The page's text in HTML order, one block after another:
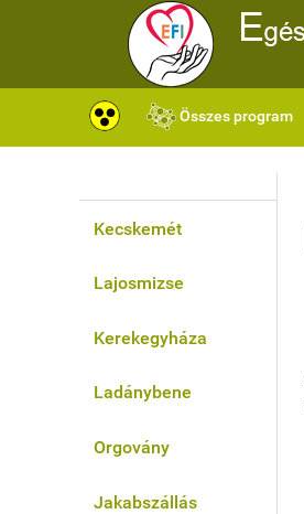
Összes program
Kecskemét
Lajosmizse
Kerekegyháza
Ladánybene
Orgovány
Jakabszállás